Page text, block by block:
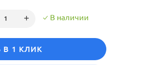
В наличии
В 1 КЛИК